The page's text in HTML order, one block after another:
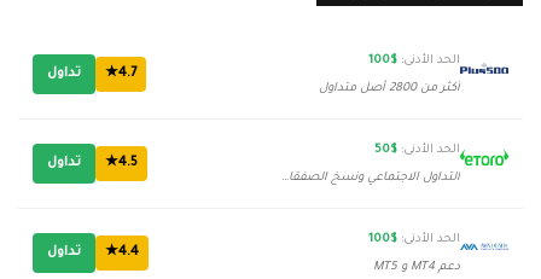
الحد الأدنى: $100
أكثر من 2800 أصل متداول
4.7★ تداول
الحد الأدنى: $50
التداول الاجتماعي ونسخ الصفقات
4.5★ تداول
الحد الأدنى: $100
دعم MT4 و MT5
4.4★ تداول